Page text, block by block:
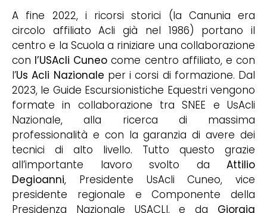
A fine 2022, i ricorsi storici (la Canunia era
circolo affiliato Acli già nel 1986) portano il
centro e la Scuola a riniziare una collaborazione
con l’USAcli Cuneocome centro affiliato, e con
l’Us Acli Nazionale per i corsi di formazione. Dal
2023, le Guide Escursionistiche Equestri vengono
formate in collaborazione tra SNEE e UsAcli
Nazionale, alla ricerca di massima
professionalità e con la garanzia di avere dei
tecnici di alto livello. Tutto questo grazie
all’importante lavoro svolto da Attilio
Degioanni, Presidente UsAcli Cuneo, vice
presidente regionale e Componente della
Presidenza Nazionale USACLI, e da Giorgia